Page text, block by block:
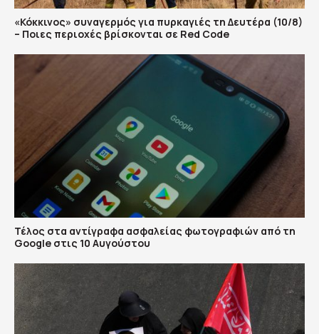
«Κόκκινος» συναγερμός για πυρκαγιές τη Δευτέρα (10/8)
– Ποιες περιοχές βρίσκονται σε Red Code
Τέλος στα αντίγραφα ασφαλείας φωτογραφιών από τη
Google στις 10 Αυγούστου